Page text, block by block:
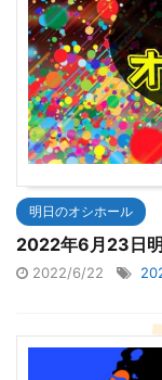
明日のオシホール
2022年6月23日
2022/6/22